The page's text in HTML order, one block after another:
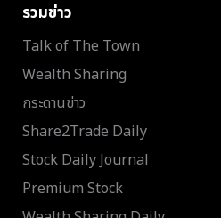
รวมข่าว
Talk of The Town
Wealth Sharing
กระดานข่าว
Share2Trade Daily
Stock Daily Journal
Premium Stock